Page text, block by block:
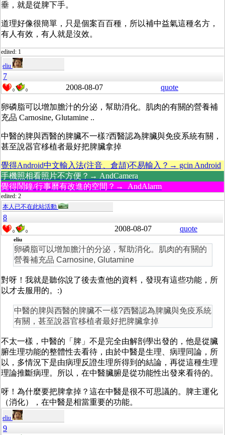
垂，就是從脾下手。
道理好像很簡單，只是個案百百種，所以補中益氣這種名方，
有人有效，有人就是沒效。
edited: 1
eliu
7
0 0 2008-08-07 quote
卵磷脂可以增加膽汁的分泌，幫助消化。肌肉的有關的營養補
充品 Carnosine, Glutamine ..
中醫的脾與西醫的脾臟不一樣?西醫認為脾臟與免疫系統有關，
甚至說器官移植者最好把脾臟拿掉
覺得Android中文輸入法(注音、倉頡)不易輸入？→ gcin Android
手機照相看照片不方便？→ AndCamera
覺得鬧鐘/行事曆有改進的空間？→ AndAlarm
edited: 2
本人已不在此站活動
8
0 0 2008-08-07 quote
eliu
卵磷脂可以增加膽汁的分泌，幫助消化。肌肉的有關的
營養補充品 Carnosine, Glutamine
對呀！我就是聽你說了後去查他的資料，發現有這些功能，所
以才去服用的。:)
中醫的脾與西醫的脾臟不一樣?西醫認為脾臟與免疫系統
有關，甚至說器官移植者最好把脾臟拿掉
不太一樣，中醫的「脾」不是完全由解剖學出發的，他是從臟
腑生理功能的整體性去看待，由於中醫是生理、病理同論，所
以，多情況下是由病理反證生理所得到的結論，再從這種生理
理論推斷病理。所以，在中醫臟腑是從功能性出發來看待的。
呀！為什麼要把脾拿掉？這在中醫是很不可思議的。脾主運化
（消化），在中醫是相當重要的功能。
eliu
9